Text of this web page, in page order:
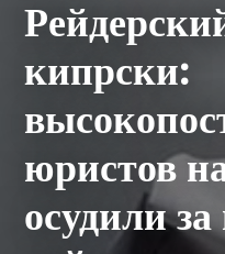
кипрски:
юристов
осудили